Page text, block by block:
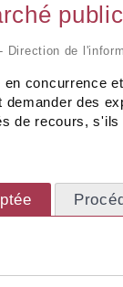
Direction de
concurrence
demander des
de recours,